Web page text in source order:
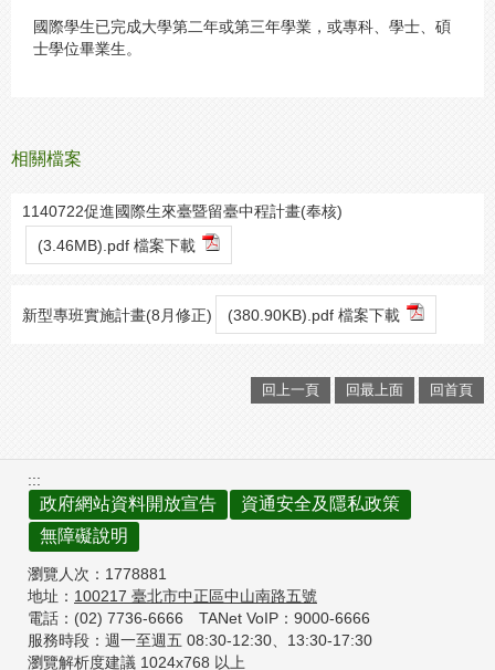
國際學生已完成大學第二年或第三年學業，或專科、學士、碩
士學位畢業生。
相關檔案
1140722促進國際生來臺暨留臺中程計畫(奉核)
(3.46MB).pdf 檔案下載
新型專班實施計畫(8月修正) (380.90KB).pdf 檔案下載
回上一頁 回最上面 回首頁
:::
政府網站資料開放宣告
資通安全及隱私政策
無障礙說明
瀏覽人次： 1778881
地址： 100217 臺北市中正區中山南路五號
電話：(02) 7736-6666 TANet VoIP：9000-6666
服務時段：週一至週五 08:30-12:30、 13:30-17:30
瀏覽解析度建議 1024x768 以上